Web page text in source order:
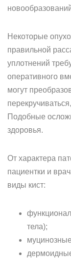
Некоторые
правильной
уплотнений
оперативного
могут
Подобные
здоровья.
От характера
пациентки и
виды кист:
тела);